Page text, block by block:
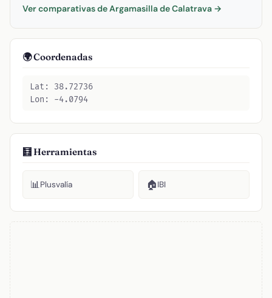
Ver comparativas de Argamasilla de Calatrava →
🌍 Coordenadas
Lat: 38.72736
Lon: -4.0794
🧮 Herramientas
📊Plusvalía 🏠IBI